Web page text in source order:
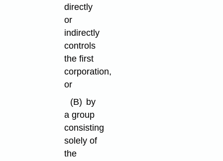
directly
or
indirectly
controls
the first
corporation,
or
(B) by
a group
consisting
solely of
the